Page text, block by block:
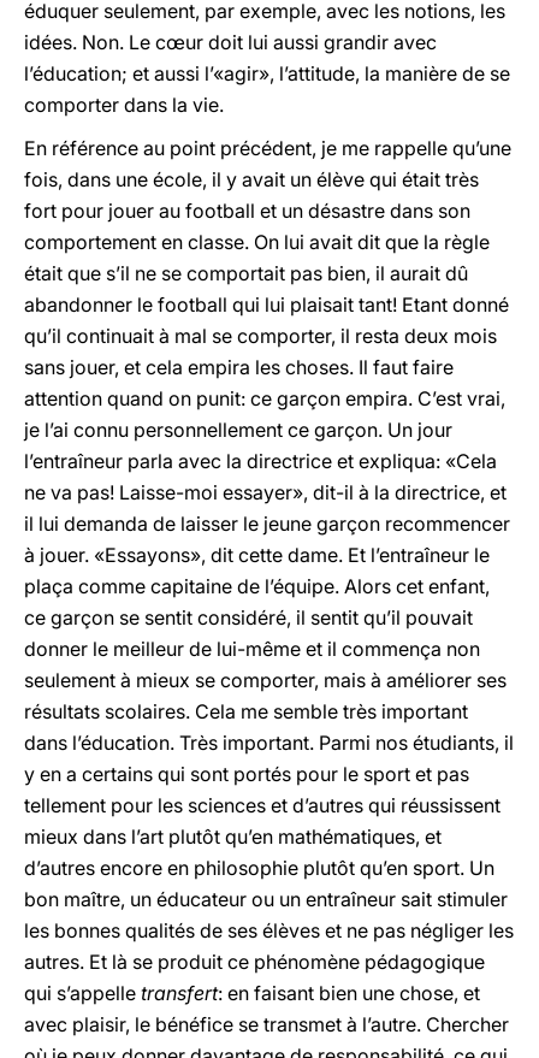
éduquer seulement, par exemple, avec les notions, les
idées. Non. Le cœur doit lui aussi grandir avec
l’éducation; et aussi l’«agir», l’attitude, la manière de se
comporter dans la vie.
En référence au point précédent, je me rappelle qu’une
fois, dans une école, il y avait un élève qui était très
fort pour jouer au football et un désastre dans son
comportement en classe. On lui avait dit que la règle
était que s’il ne se comportait pas bien, il aurait dû
abandonner le football qui lui plaisait tant! Etant donné
qu’il continuait à mal se comporter, il resta deux mois
sans jouer, et cela empira les choses. Il faut faire
attention quand on punit: ce garçon empira. C’est vrai,
je l’ai connu personnellement ce garçon. Un jour
l’entraîneur parla avec la directrice et expliqua: «Cela
ne va pas! Laisse-moi essayer», dit-il à la directrice, et
il lui demanda de laisser le jeune garçon recommencer
à jouer. «Essayons», dit cette dame. Et l’entraîneur le
plaça comme capitaine de l’équipe. Alors cet enfant,
ce garçon se sentit considéré, il sentit qu’il pouvait
donner le meilleur de lui-même et il commença non
seulement à mieux se comporter, mais à améliorer ses
résultats scolaires. Cela me semble très important
dans l’éducation. Très important. Parmi nos étudiants, il
y en a certains qui sont portés pour le sport et pas
tellement pour les sciences et d’autres qui réussissent
mieux dans l’art plutôt qu’en mathématiques, et
d’autres encore en philosophie plutôt qu’en sport. Un
bon maître, un éducateur ou un entraîneur sait stimuler
les bonnes qualités de ses élèves et ne pas négliger les
autres. Et là se produit ce phénomène pédagogique
qui s’appelle transfert: en faisant bien une chose, et
avec plaisir, le bénéfice se transmet à l’autre. Chercher